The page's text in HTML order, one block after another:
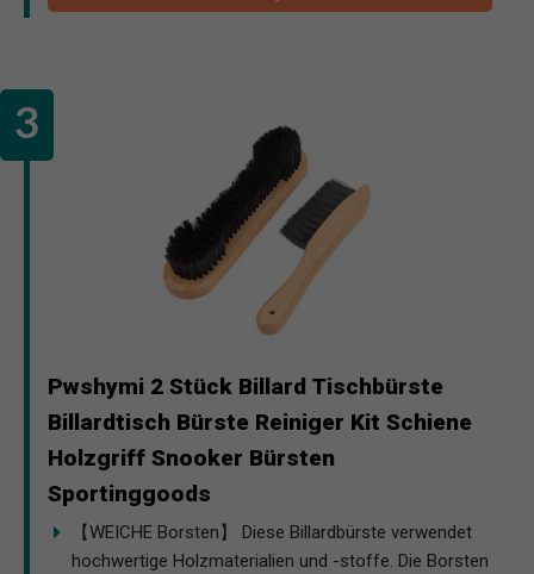
Pwshymi 2 Stück Billard Tischbürste
Billardtisch Bürste Reiniger Kit Schiene
Holzgriff Snooker Bürsten
Sportinggoods
【WEICHE Borsten】 Diese Billardbürste verwendet
hochwertige Holzmaterialien und -stoffe. Die Borsten